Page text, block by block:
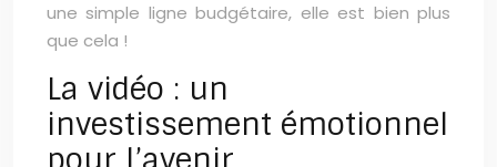
une simple ligne budgétaire, elle est bien plus
que cela !
La vidéo : un
investissement émotionnel